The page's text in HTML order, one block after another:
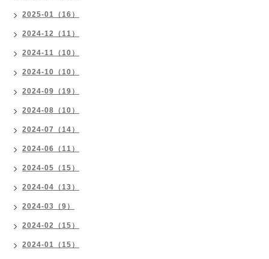
2025-01（16）
2024-12（11）
2024-11（10）
2024-10（10）
2024-09（19）
2024-08（10）
2024-07（14）
2024-06（11）
2024-05（15）
2024-04（13）
2024-03（9）
2024-02（15）
2024-01（15）